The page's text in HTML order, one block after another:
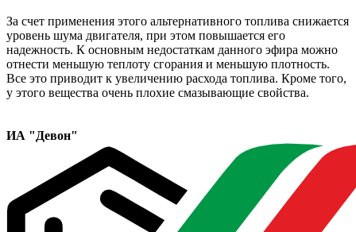
За счет применения этого альтернативного топлива снижается
уровень шума двигателя, при этом повышается его
надежность. К основным недостаткам данного эфира можно
отнести меньшую теплоту сгорания и меньшую плотность.
Все это приводит к увеличению расхода топлива. Кроме того,
у этого вещества очень плохие смазывающие свойства.
ИА "Девон"